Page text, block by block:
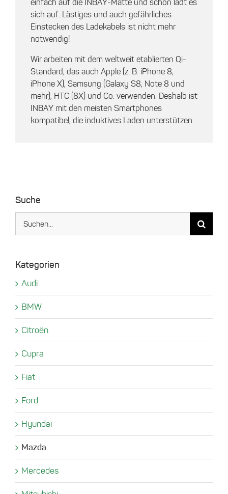
einfach auf die INBAY-Matte und schon lädt es
sich auf. Lästiges und auch gefährliches
Einstecken des Ladekabels ist nicht mehr
notwendig!
Wir arbeiten mit dem weltweit etablierten Qi-
Standard, das auch Apple (z. B. iPhone 8,
iPhone X), Samsung (Galaxy S8, Note 8 und
mehr), HTC (8X) und Co. verwenden. Deshalb ist
INBAY mit den meisten Smartphones
kompatibel, die induktives Laden unterstützen.
Suche
Kategorien
Audi
BMW
Citroën
Cupra
Fiat
Ford
Hyundai
Mazda
Mercedes